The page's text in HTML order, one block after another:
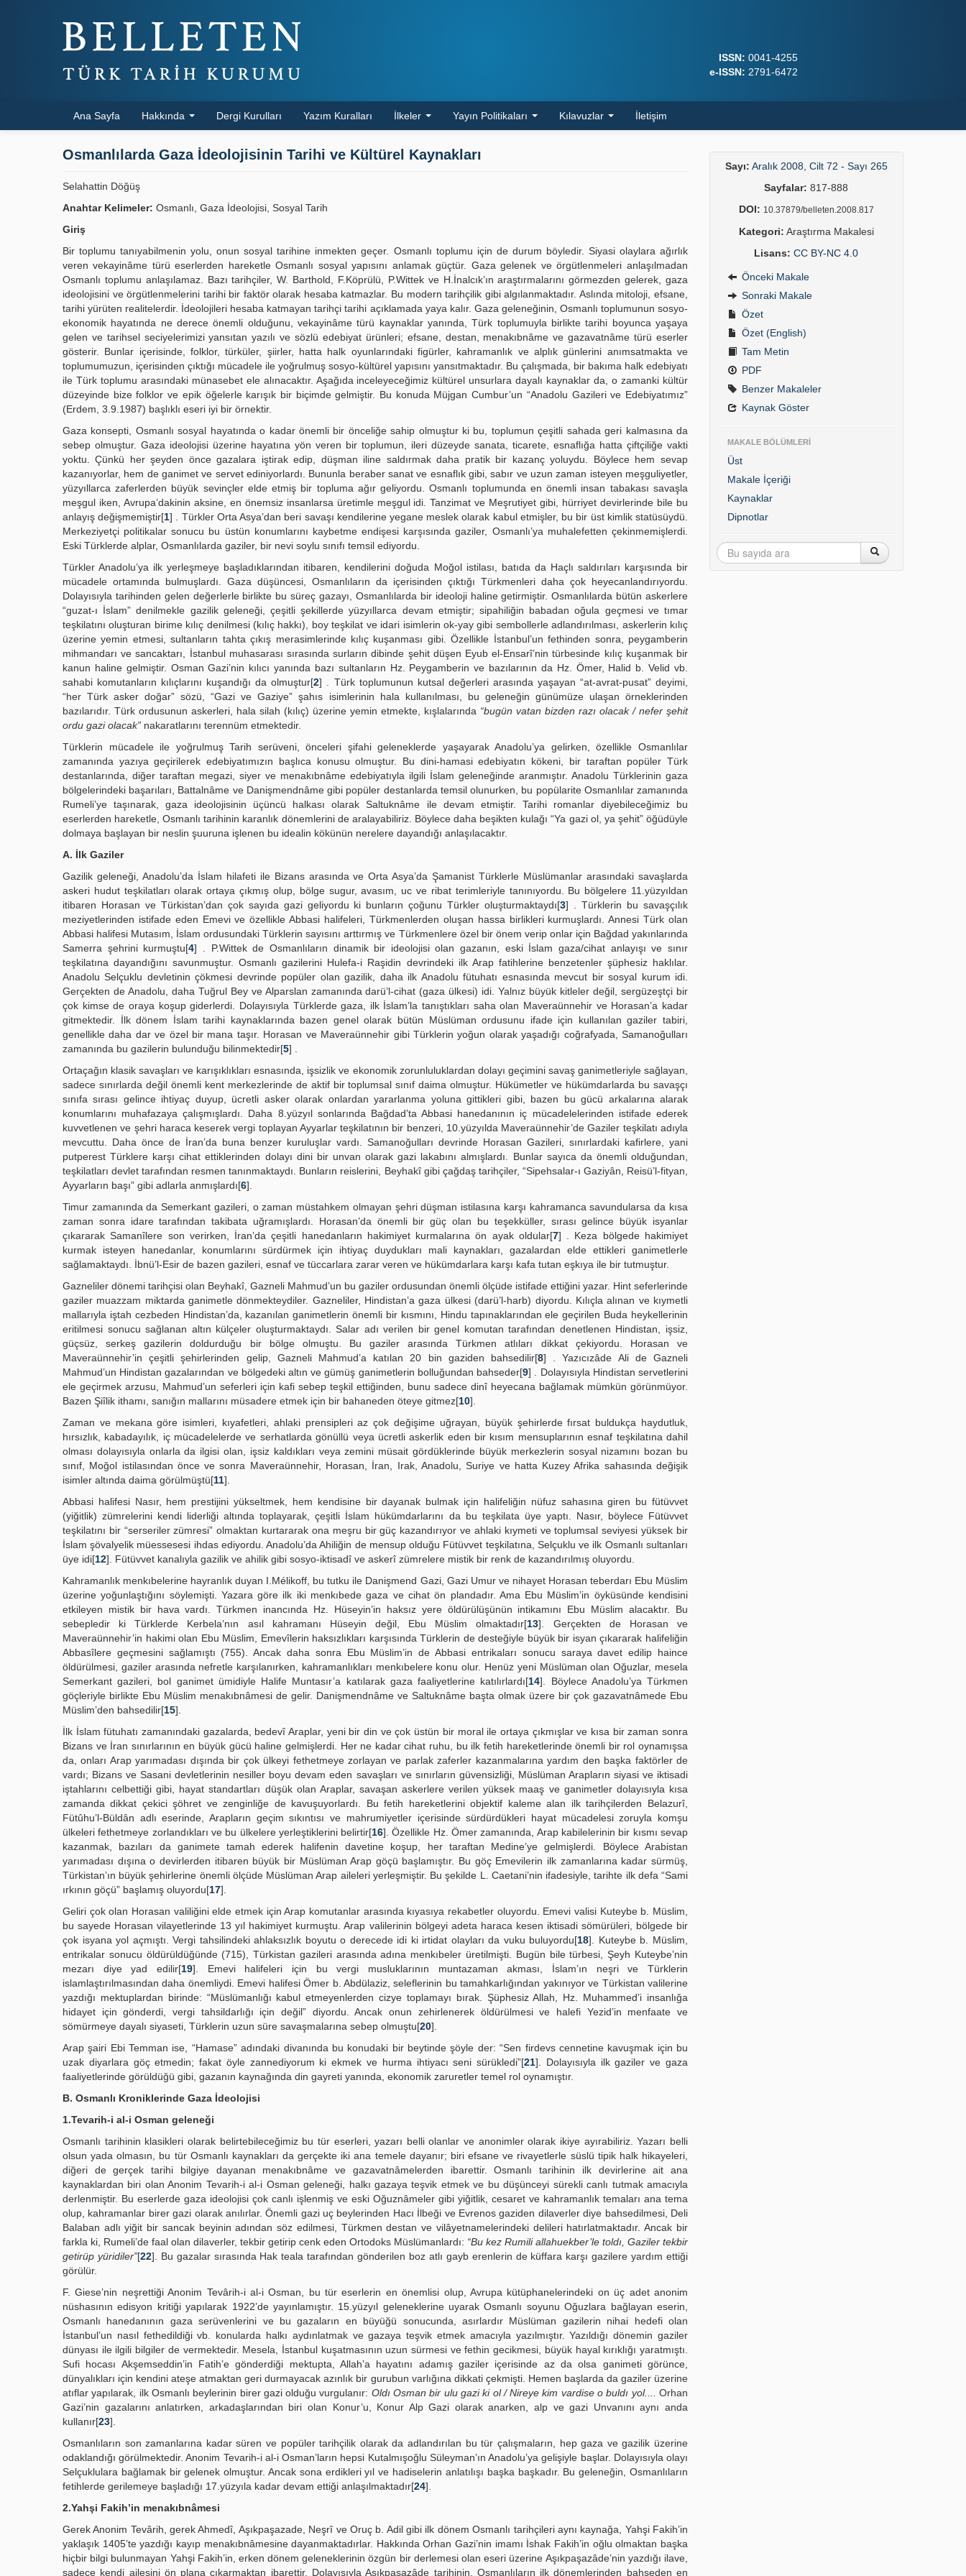
ISSN: 0041-4255
e-ISSN: 2791-6472
Ana Sayfa Hakkında Dergi Kurulları Yazım Kuralları İlkeler Yayın Politikaları Kılavuzlar İletişim
Osmanlılarda Gaza İdeolojisinin Tarihi ve Kültürel Kaynakları
Selahattin Döğüş
Anahtar Kelimeler: Osmanlı, Gaza İdeolojisi, Sosyal Tarih
Giriş
Bir toplumu tanıyabilmenin yolu, onun sosyal tarihine inmekten geçer. Osmanlı toplumu için de durum böyledir. Siyasi olaylara ağırlık
veren vekayinâme türü eserlerden hareketle Osmanlı sosyal yapısını anlamak güçtür. Gaza gelenek ve örgütlenmeleri anlaşılmadan
Osmanlı toplumu anlaşılamaz. Bazı tarihçiler, W. Barthold, F.Köprülü, P.Wittek ve H.İnalcık’ın araştırmalarını görmezden gelerek, gaza
ideolojisini ve örgütlenmelerini tarihi bir faktör olarak hesaba katmazlar. Bu modern tarihçilik gibi algılanmaktadır. Aslında mitoloji, efsane,
tarihi yürüten realitelerdir. İdeolojileri hesaba katmayan tarihçi tarihi açıklamada yaya kalır. Gaza geleneğinin, Osmanlı toplumunun sosyo-
ekonomik hayatında ne derece önemli olduğunu, vekayinâme türü kaynaklar yanında, Türk toplumuyla birlikte tarihi boyunca yaşaya
gelen ve tarihsel seciyelerimizi yansıtan yazılı ve sözlü edebiyat ürünleri; efsane, destan, menakıbnâme ve gazavatnâme türü eserler
gösterir. Bunlar içerisinde, folklor, türküler, şiirler, hatta halk oyunlarındaki figürler, kahramanlık ve alplık günlerini anımsatmakta ve
toplumumuzun, içerisinden çıktığı mücadele ile yoğrulmuş sosyo-kültürel yapısını yansıtmaktadır. Bu çalışmada, bir bakıma halk edebiyatı
ile Türk toplumu arasındaki münasebet ele alınacaktır. Aşağıda inceleyeceğimiz kültürel unsurlara dayalı kaynaklar da, o zamanki kültür
düzeyinde bize folklor ve epik öğelerle karışık bir biçimde gelmiştir. Bu konuda Müjgan Cumbur’un “Anadolu Gazileri ve Edebiyatımız”
(Erdem, 3.9.1987) başlıklı eseri iyi bir örnektir.
Gaza konsepti, Osmanlı sosyal hayatında o kadar önemli bir önceliğe sahip olmuştur ki bu, toplumun çeşitli sahada geri kalmasına da
sebep olmuştur. Gaza ideolojisi üzerine hayatına yön veren bir toplumun, ileri düzeyde sanata, ticarete, esnaflığa hatta çiftçiliğe vakti
yoktu. Çünkü her şeyden önce gazalara iştirak edip, düşman iline saldırmak daha pratik bir kazanç yoluydu. Böylece hem sevap
kazanıyorlar, hem de ganimet ve servet ediniyorlardı. Bununla beraber sanat ve esnaflık gibi, sabır ve uzun zaman isteyen meşguliyetler,
yüzyıllarca zaferlerden büyük sevinçler elde etmiş bir topluma ağır geliyordu. Osmanlı toplumunda en önemli insan tabakası savaşla
meşgul iken, Avrupa’dakinin aksine, en önemsiz insanlarsa üretimle meşgul idi. Tanzimat ve Meşrutiyet gibi, hürriyet devirlerinde bile bu
anlayış değişmemiştir[1] . Türkler Orta Asya’dan beri savaşı kendilerine yegane meslek olarak kabul etmişler, bu bir üst kimlik statüsüydü.
Merkeziyetçi politikalar sonucu bu üstün konumlarını kaybetme endişesi karşısında gaziler, Osmanlı’ya muhalefetten çekinmemişlerdi.
Eski Türklerde alplar, Osmanlılarda gaziler, bir nevi soylu sınıfı temsil ediyordu.
Türkler Anadolu’ya ilk yerleşmeye başladıklarından itibaren, kendilerini doğuda Moğol istilası, batıda da Haçlı saldırıları karşısında bir
mücadele ortamında bulmuşlardı. Gaza düşüncesi, Osmanlıların da içerisinden çıktığı Türkmenleri daha çok heyecanlandırıyordu.
Dolayısıyla tarihinden gelen değerlerle birlikte bu süreç gazayı, Osmanlılarda bir ideoloji haline getirmiştir. Osmanlılarda bütün askerlere
“guzat-ı İslam” denilmekle gazilik geleneği, çeşitli şekillerde yüzyıllarca devam etmiştir; sipahiliğin babadan oğula geçmesi ve tımar
teşkilatını oluşturan birime kılıç denilmesi (kılıç hakkı), boy teşkilat ve idari isimlerin ok-yay gibi sembollerle adlandırılması, askerlerin kılıç
üzerine yemin etmesi, sultanların tahta çıkış merasimlerinde kılıç kuşanması gibi. Özellikle İstanbul’un fethinden sonra, peygamberin
mihmandarı ve sancaktarı, İstanbul muhasarası sırasında surların dibinde şehit düşen Eyub el-Ensarî’nin türbesinde kılıç kuşanmak bir
kanun haline gelmiştir. Osman Gazi’nin kılıcı yanında bazı sultanların Hz. Peygamberin ve bazılarının da Hz. Ömer, Halid b. Velid vb.
sahabi komutanların kılıçlarını kuşandığı da olmuştur[2] . Türk toplumunun kutsal değerleri arasında yaşayan “at-avrat-pusat” deyimi,
“her Türk asker doğar” sözü, “Gazi ve Gaziye” şahıs isimlerinin hala kullanılması, bu geleneğin günümüze ulaşan örneklerinden
bazılarıdır. Türk ordusunun askerleri, hala silah (kılıç) üzerine yemin etmekte, kışlalarında “bugün vatan bizden razı olacak / nefer şehit
ordu gazi olacak” nakaratlarını terennüm etmektedir.
Türklerin mücadele ile yoğrulmuş Tarih serüveni, önceleri şifahi geleneklerde yaşayarak Anadolu’ya gelirken, özellikle Osmanlılar
zamanında yazıya geçirilerek edebiyatımızın başlıca konusu olmuştur. Bu dini-hamasi edebiyatın kökeni, bir taraftan popüler Türk
destanlarında, diğer taraftan megazi, siyer ve menakıbnâme edebiyatıyla ilgili İslam geleneğinde aranmıştır. Anadolu Türklerinin gaza
bölgelerindeki başarıları, Battalnâme ve Danişmendnâme gibi popüler destanlarda temsil olunurken, bu popülarite Osmanlılar zamanında
Rumeli’ye taşınarak, gaza ideolojisinin üçüncü halkası olarak Saltuknâme ile devam etmiştir. Tarihi romanlar diyebileceğimiz bu
eserlerden hareketle, Osmanlı tarihinin karanlık dönemlerini de aralayabiliriz. Böylece daha beşikten kulağı “Ya gazi ol, ya şehit” öğüdüyle
dolmaya başlayan bir neslin şuuruna işlenen bu idealin kökünün nerelere dayandığı anlaşılacaktır.
A. İlk Gaziler
Gazilik geleneği, Anadolu’da İslam hilafeti ile Bizans arasında ve Orta Asya’da Şamanist Türklerle Müslümanlar arasındaki savaşlarda
askeri hudut teşkilatları olarak ortaya çıkmış olup, bölge sugur, avasım, uc ve ribat terimleriyle tanınıyordu. Bu bölgelere 11.yüzyıldan
itibaren Horasan ve Türkistan’dan çok sayıda gazi geliyordu ki bunların çoğunu Türkler oluşturmaktaydı[3] . Türklerin bu savaşçılık
meziyetlerinden istifade eden Emevi ve özellikle Abbasi halifeleri, Türkmenlerden oluşan hassa birlikleri kurmuşlardı. Annesi Türk olan
Abbasi halifesi Mutasım, İslam ordusundaki Türklerin sayısını arttırmış ve Türkmenlere özel bir önem verip onlar için Bağdad yakınlarında
Samerra şehrini kurmuştu[4] . P.Wittek de Osmanlıların dinamik bir ideolojisi olan gazanın, eski İslam gaza/cihat anlayışı ve sınır
teşkilatına dayandığını savunmuştur. Osmanlı gazilerini Hulefa-i Raşidin devrindeki ilk Arap fatihlerine benzetenler şüphesiz haklılar.
Anadolu Selçuklu devletinin çökmesi devrinde popüler olan gazilik, daha ilk Anadolu fütuhatı esnasında mevcut bir sosyal kurum idi.
Gerçekten de Anadolu, daha Tuğrul Bey ve Alparslan zamanında darü’l-cihat (gaza ülkesi) idi. Yalnız büyük kitleler değil, sergüzeştçi bir
çok kimse de oraya koşup giderlerdi. Dolayısıyla Türklerde gaza, ilk İslam’la tanıştıkları saha olan Maveraünnehir ve Horasan’a kadar
gitmektedir. İlk dönem İslam tarihi kaynaklarında bazen genel olarak bütün Müslüman ordusunu ifade için kullanılan gaziler tabiri,
genellikle daha dar ve özel bir mana taşır. Horasan ve Maveraünnehir gibi Türklerin yoğun olarak yaşadığı coğrafyada, Samanoğulları
zamanında bu gazilerin bulunduğu bilinmektedir[5] .
Ortaçağın klasik savaşları ve karışıklıkları esnasında, işsizlik ve ekonomik zorunluluklardan dolayı geçimini savaş ganimetleriyle sağlayan,
sadece sınırlarda değil önemli kent merkezlerinde de aktif bir toplumsal sınıf daima olmuştur. Hükümetler ve hükümdarlarda bu savaşçı
sınıfa sırası gelince ihtiyaç duyup, ücretli asker olarak onlardan yararlanma yoluna gittikleri gibi, bazen bu gücü arkalarına alarak
konumlarını muhafazaya çalışmışlardı. Daha 8.yüzyıl sonlarında Bağdad’ta Abbasi hanedanının iç mücadelelerinden istifade ederek
kuvvetlenen ve şehri haraca keserek vergi toplayan Ayyarlar teşkilatının bir benzeri, 10.yüzyılda Maveraünnehir’de Gaziler teşkilatı adıyla
mevcuttu. Daha önce de İran’da buna benzer kuruluşlar vardı. Samanoğulları devrinde Horasan Gazileri, sınırlardaki kafirlere, yani
putperest Türklere karşı cihat ettiklerinden dolayı dini bir unvan olarak gazi lakabını almışlardı. Bunlar sayıca da önemli olduğundan,
teşkilatları devlet tarafından resmen tanınmaktaydı. Bunların reislerini, Beyhakî gibi çağdaş tarihçiler, “Sipehsalar-ı Gaziyân, Reisü’l-fityan,
Ayyarların başı” gibi adlarla anmışlardı[6].
Timur zamanında da Semerkant gazileri, o zaman müstahkem olmayan şehri düşman istilasına karşı kahramanca savundularsa da kısa
zaman sonra idare tarafından takibata uğramışlardı. Horasan’da önemli bir güç olan bu teşekküller, sırası gelince büyük isyanlar
çıkararak Samanîlere son verirken, İran’da çeşitli hanedanların hakimiyet kurmalarına ön ayak oldular[7] . Keza bölgede hakimiyet
kurmak isteyen hanedanlar, konumlarını sürdürmek için ihtiyaç duydukları mali kaynakları, gazalardan elde ettikleri ganimetlerle
sağlamaktaydı. İbnü’l-Esir de bazen gazileri, esnaf ve tüccarlara zarar veren ve hükümdarlara karşı kafa tutan eşkıya ile bir tutmuştur.
Gazneliler dönemi tarihçisi olan Beyhakî, Gazneli Mahmud’un bu gaziler ordusundan önemli ölçüde istifade ettiğini yazar. Hint seferlerinde
gaziler muazzam miktarda ganimetle dönmekteydiler. Gazneliler, Hindistan’a gaza ülkesi (darü’l-harb) diyordu. Kılıçla alınan ve kıymetli
mallarıyla iştah cezbeden Hindistan’da, kazanılan ganimetlerin önemli bir kısmını, Hindu tapınaklarından ele geçirilen Buda heykellerinin
eritilmesi sonucu sağlanan altın külçeler oluşturmaktaydı. Salar adı verilen bir genel komutan tarafından denetlenen Hindistan, işsiz,
güçsüz, serkeş gazilerin doldurduğu bir bölge olmuştu. Bu gaziler arasında Türkmen atlıları dikkat çekiyordu. Horasan ve
Maveraünnehir’in çeşitli şehirlerinden gelip, Gazneli Mahmud’a katılan 20 bin gaziden bahsedilir[8] . Yazıcızâde Ali de Gazneli
Mahmud’un Hindistan gazalarından ve bölgedeki altın ve gümüş ganimetlerin bolluğundan bahseder[9] . Dolayısıyla Hindistan servetlerini
ele geçirmek arzusu, Mahmud’un seferleri için kafi sebep teşkil ettiğinden, bunu sadece dinî heyecana bağlamak mümkün görünmüyor.
Bazen Şiîlik ithamı, sanığın mallarını müsadere etmek için bir bahaneden öteye gitmez[10].
Zaman ve mekana göre isimleri, kıyafetleri, ahlaki prensipleri az çok değişime uğrayan, büyük şehirlerde fırsat buldukça haydutluk,
hırsızlık, kabadayılık, iç mücadelelerde ve serhatlarda gönüllü veya ücretli askerlik eden bir kısım mensuplarının esnaf teşkilatına dahil
olması dolayısıyla onlarla da ilgisi olan, işsiz kaldıkları veya zemini müsait gördüklerinde büyük merkezlerin sosyal nizamını bozan bu
sınıf, Moğol istilasından önce ve sonra Maveraünnehir, Horasan, İran, Irak, Anadolu, Suriye ve hatta Kuzey Afrika sahasında değişik
isimler altında daima görülmüştü[11].
Abbasi halifesi Nasır, hem prestijini yükseltmek, hem kendisine bir dayanak bulmak için halifeliğin nüfuz sahasına giren bu fütüvvet
(yiğitlik) zümrelerini kendi liderliği altında toplayarak, çeşitli İslam hükümdarlarını da bu teşkilata üye yaptı. Nasır, böylece Fütüvvet
teşkilatını bir “serseriler zümresi” olmaktan kurtararak ona meşru bir güç kazandırıyor ve ahlaki kıymeti ve toplumsal seviyesi yüksek bir
İslam şövalyelik müessesesi ihdas ediyordu. Anadolu’da Ahiliğin de mensup olduğu Fütüvvet teşkilatına, Selçuklu ve ilk Osmanlı sultanları
üye idi[12]. Fütüvvet kanalıyla gazilik ve ahilik gibi sosyo-iktisadî ve askerî zümrelere mistik bir renk de kazandırılmış oluyordu.
Kahramanlık menkıbelerine hayranlık duyan I.Mélikoff, bu tutku ile Danişmend Gazi, Gazi Umur ve nihayet Horasan teberdarı Ebu Müslim
üzerine yoğunlaştığını söylemişti. Yazara göre ilk iki menkıbede gaza ve cihat ön plandadır. Ama Ebu Müslim’in öyküsünde kendisini
etkileyen mistik bir hava vardı. Türkmen inancında Hz. Hüseyin’in haksız yere öldürülüşünün intikamını Ebu Müslim alacaktır. Bu
sebepledir ki Türklerde Kerbela’nın asıl kahramanı Hüseyin değil, Ebu Müslim olmaktadır[13]. Gerçekten de Horasan ve
Maveraünnehir’in hakimi olan Ebu Müslim, Emevîlerin haksızlıkları karşısında Türklerin de desteğiyle büyük bir isyan çıkararak halifeliğin
Abbasîlere geçmesini sağlamıştı (755). Ancak daha sonra Ebu Müslim’in de Abbasi entrikaları sonucu saraya davet edilip haince
öldürülmesi, gaziler arasında nefretle karşılanırken, kahramanlıkları menkıbelere konu olur. Henüz yeni Müslüman olan Oğuzlar, mesela
Semerkant gazileri, bol ganimet ümidiyle Halife Muntasır’a katılarak gaza faaliyetlerine katılırlardı[14]. Böylece Anadolu’ya Türkmen
göçleriyle birlikte Ebu Müslim menakıbnâmesi de gelir. Danişmendnâme ve Saltuknâme başta olmak üzere bir çok gazavatnâmede Ebu
Müslim’den bahsedilir[15].
İlk İslam fütuhatı zamanındaki gazalarda, bedevî Araplar, yeni bir din ve çok üstün bir moral ile ortaya çıkmışlar ve kısa bir zaman sonra
Bizans ve İran sınırlarının en büyük gücü haline gelmişlerdi. Her ne kadar cihat ruhu, bu ilk fetih hareketlerinde önemli bir rol oynamışsa
da, onları Arap yarımadası dışında bir çok ülkeyi fethetmeye zorlayan ve parlak zaferler kazanmalarına yardım den başka faktörler de
vardı; Bizans ve Sasani devletlerinin nesiller boyu devam eden savaşları ve sınırların güvensizliği, Müslüman Arapların siyasi ve iktisadi
iştahlarını celbettiği gibi, hayat standartları düşük olan Araplar, savaşan askerlere verilen yüksek maaş ve ganimetler dolayısıyla kısa
zamanda dikkat çekici şöhret ve zenginliğe de kavuşuyorlardı. Bu fetih hareketlerini objektif kaleme alan ilk tarihçilerden Belazurî,
Fütûhu’l-Büldân adlı eserinde, Arapların geçim sıkıntısı ve mahrumiyetler içerisinde sürdürdükleri hayat mücadelesi zoruyla komşu
ülkeleri fethetmeye zorlandıkları ve bu ülkelere yerleştiklerini belirtir[16]. Özellikle Hz. Ömer zamanında, Arap kabilelerinin bir kısmı sevap
kazanmak, bazıları da ganimete tamah ederek halifenin davetine koşup, her taraftan Medine’ye gelmişlerdi. Böylece Arabistan
yarımadası dışına o devirlerden itibaren büyük bir Müslüman Arap göçü başlamıştır. Bu göç Emevilerin ilk zamanlarına kadar sürmüş,
Türkistan’ın büyük şehirlerine önemli ölçüde Müslüman Arap aileleri yerleşmiştir. Bu şekilde L. Caetani’nin ifadesiyle, tarihte ilk defa “Sami
ırkının göçü” başlamış oluyordu[17].
Geliri çok olan Horasan valiliğini elde etmek için Arap komutanlar arasında kıyasıya rekabetler oluyordu. Emevi valisi Kuteybe b. Müslim,
bu sayede Horasan vilayetlerinde 13 yıl hakimiyet kurmuştu. Arap valilerinin bölgeyi adeta haraca kesen iktisadi sömürüleri, bölgede bir
çok isyana yol açmıştı. Vergi tahsilindeki ahlaksızlık boyutu o derecede idi ki irtidat olayları da vuku buluyordu[18]. Kuteybe b. Müslim,
entrikalar sonucu öldürüldüğünde (715), Türkistan gazileri arasında adına menkıbeler üretilmişti. Bugün bile türbesi, Şeyh Kuteybe’nin
mezarı diye yad edilir[19]. Emevi halifeleri için bu vergi musluklarının muntazaman akması, İslam’ın neşri ve Türklerin
islamlaştırılmasından daha önemliydi. Emevi halifesi Ömer b. Abdülaziz, seleflerinin bu tamahkarlığından yakınıyor ve Türkistan valilerine
yazdığı mektuplardan birinde: “Müslümanlığı kabul etmeyenlerden cizye toplamayı bırak. Şüphesiz Allah, Hz. Muhammed’i insanlığa
hidayet için gönderdi, vergi tahsildarlığı için değil” diyordu. Ancak onun zehirlenerek öldürülmesi ve halefi Yezid’in menfaate ve
sömürmeye dayalı siyaseti, Türklerin uzun süre savaşmalarına sebep olmuştu[20].
Arap şairi Ebi Temman ise, “Hamase” adındaki divanında bu konudaki bir beytinde şöyle der: “Sen firdevs cennetine kavuşmak için bu
uzak diyarlara göç etmedin; fakat öyle zannediyorum ki ekmek ve hurma ihtiyacı seni sürükledi”[21]. Dolayısıyla ilk gaziler ve gaza
faaliyetlerinde görüldüğü gibi, gazanın kaynağında din gayreti yanında, ekonomik zaruretler temel rol oynamıştır.
B. Osmanlı Kroniklerinde Gaza İdeolojisi
1.Tevarih-i al-i Osman geleneği
Osmanlı tarihinin klasikleri olarak belirtebileceğimiz bu tür eserleri, yazarı belli olanlar ve anonimler olarak ikiye ayırabiliriz. Yazarı belli
olsun yada olmasın, bu tür Osmanlı kaynakları da gerçekte iki ana temele dayanır; biri efsane ve rivayetlerle süslü tipik halk hikayeleri,
diğeri de gerçek tarihi bilgiye dayanan menakıbnâme ve gazavatnâmelerden ibarettir. Osmanlı tarihinin ilk devirlerine ait ana
kaynaklardan biri olan Anonim Tevarih-i al-i Osman geleneği, halkı gazaya teşvik etmek ve bu düşünceyi sürekli canlı tutmak amacıyla
derlenmiştir. Bu eserlerde gaza ideolojisi çok canlı işlenmiş ve eski Oğuznâmeler gibi yiğitlik, cesaret ve kahramanlık temaları ana tema
olup, kahramanlar birer gazi olarak anılırlar. Önemli gazi uç beylerinden Hacı İlbeği ve Evrenos gaziden dilaverler diye bahsedilmesi, Deli
Balaban adlı yiğit bir sancak beyinin adından söz edilmesi, Türkmen destan ve vilâyetnamelerindeki delileri hatırlatmaktadır. Ancak bir
farkla ki, Rumeli’de faal olan dilaverler, tekbir getirip cenk eden Ortodoks Müslümanlardı: “Bu kez Rumili allahuekber’le toldı, Gaziler tekbir
getirüp yüridiler”[22]. Bu gazalar sırasında Hak teala tarafından gönderilen boz atlı gayb erenlerin de küffara karşı gazilere yardım ettiği
görülür.
F. Giese’nin neşrettiği Anonim Tevârih-i al-i Osman, bu tür eserlerin en önemlisi olup, Avrupa kütüphanelerindeki on üç adet anonim
nüshasının edisyon kritiği yapılarak 1922’de yayınlamıştır. 15.yüzyıl geleneklerine uyarak Osmanlı soyunu Oğuzlara bağlayan eserin,
Osmanlı hanedanının gaza serüvenlerini ve bu gazaların en büyüğü sonucunda, asırlardır Müslüman gazilerin nihai hedefi olan
İstanbul’un nasıl fethedildiği vb. konularda halkı aydınlatmak ve gazaya teşvik etmek amacıyla yazılmıştır. Yazıldığı dönemin gaziler
dünyası ile ilgili bilgiler de vermektedir. Mesela, İstanbul kuşatmasının uzun sürmesi ve fethin gecikmesi, büyük hayal kırıklığı yaratmıştı.
Sufi hocası Akşemseddin’in Fatih’e gönderdiği mektupta, Allah’a hayatını adamış gaziler içerisinde az da olsa ganimeti görünce,
dünyalıkları için kendini ateşe atmaktan geri durmayacak azınlık bir gurubun varlığına dikkati çekmişti. Hemen başlarda da gaziler üzerine
atıflar yapılarak, ilk Osmanlı beylerinin birer gazi olduğu vurgulanır: Oldı Osman bir ulu gazi ki ol / Nireye kim vardise o buldı yol....
Orhan
Gazi’nin gazalarını anlatırken, arkadaşlarından biri olan Konur’u, Konur Alp Gazi olarak anarken, alp ve gazi Unvanını aynı anda
kullanır[23].
Osmanlıların son zamanlarına kadar süren ve popüler tarihçilik olarak da adlandırılan bu tür çalışmaların, hep gaza ve gazilik üzerine
odaklandığı görülmektedir. Anonim Tevarih-i al-i Osman’ların hepsi Kutalmışoğlu Süleyman’ın Anadolu’ya gelişiyle başlar. Dolayısıyla olayı
Selçuklulara bağlamak bir gelenek olmuştur. Ancak sona erdikleri yıl ve hadiselerin anlatılışı başka başkadır. Bu geleneğin, Osmanlıların
fetihlerde gerilemeye başladığı 17.yüzyıla kadar devam ettiği anlaşılmaktadır[24].
2.Yahşi Fakih’in menakıbnâmesi
Gerek Anonim Tevârih, gerek Ahmedî, Aşıkpaşazade, Neşrî ve Oruç b. Adil gibi ilk dönem Osmanlı tarihçileri aynı kaynağa, Yahşi Fakih’in
yaklaşık 1405’te yazdığı kayıp menakıbnâmesine dayanmaktadırlar. Hakkında Orhan Gazi’nin imamı İshak Fakih’in oğlu olmaktan başka
hiçbir bilgi bulunmayan Yahşi Fakih’in, erken dönem geleneklerinin özgün bir derlemesi olan eseri üzerine Aşıkpaşazâde’nin yazdığı ilave,
sadece kendi ailesini ön plana çıkarmaktan ibarettir. Dolayısıyla Aşıkpaşazâde tarihinin, Osmanlıların ilk dönemlerinden bahseden en
Sayı: Aralık 2008, Cilt 72 - Sayı 265
Sayfalar: 817-888
DOI: 10.37879/belleten.2008.817
Kategori: Araştırma Makalesi
Lisans: CC BY-NC 4.0
Önceki Makale
Sonraki Makale
Özet
Özet (English)
Tam Metin
PDF
Benzer Makaleler
Kaynak Göster
MAKALE BÖLÜMLERİ
Üst
Makale İçeriği
Kaynaklar
Dipnotlar